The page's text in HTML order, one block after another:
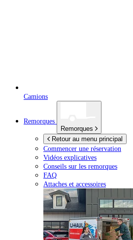
Camions
Remorques
Remorques
Retour au menu principal
Commencer une réservation
Vidéos explicatives
Conseils sur les remorques
FAQ
Attaches et accessoires